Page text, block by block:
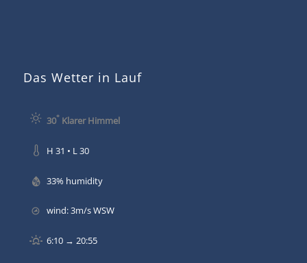
Das Wetter in Lauf
30° Klarer Himmel
H 31 • L 30
33% humidity
wind: 3m/s WSW
6:10 → 20:55